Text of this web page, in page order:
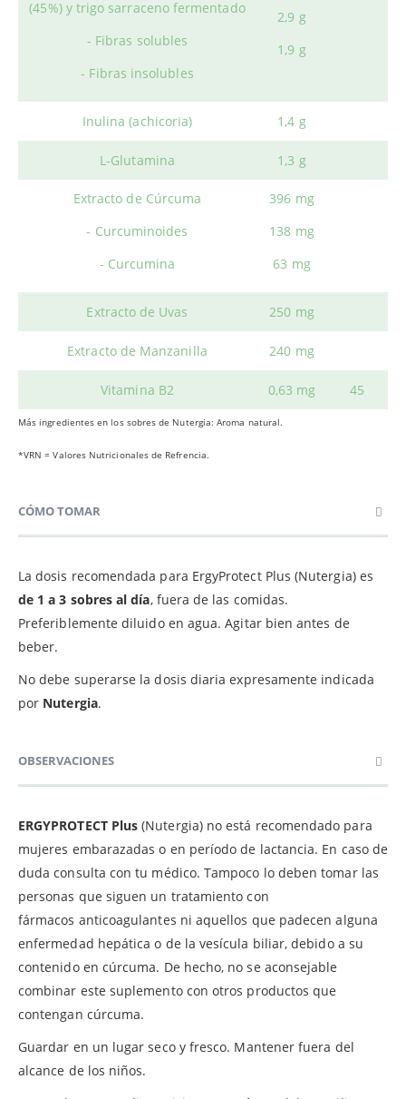
(45%) y trigo sarraceno fermentado
- Fibras solubles
- Fibras insolubles
2,9 g
1,9 g
Inulina (achicoria) 1,4 g
L-Glutamina 1,3 g
Extracto de Cúrcuma
- Curcuminoides
- Curcumina
396 mg
138 mg
63 mg
Extracto de Uvas 250 mg
Extracto de Manzanilla 240 mg
Vitamina B2 0,63 mg 45
Más ingredientes en los sobres de Nutergia: Aroma natural.
*VRN = Valores Nutricionales de Refrencia.
CÓMO TOMAR
La dosis recomendada para ErgyProtect Plus (Nutergia) es
de 1 a 3 sobres al día, fuera de las comidas.
Preferiblemente diluido en agua. Agitar bien antes de
beber.
No debe superarse la dosis diaria expresamente indicada
por Nutergia.
OBSERVACIONES
ERGYPROTECT Plus (Nutergia) no está recomendado para
mujeres embarazadas o en período de lactancia. En caso de
duda consulta con tu médico. Tampoco lo deben tomar las
personas que siguen un tratamiento con
fármacos anticoagulantes ni aquellos que padecen alguna
enfermedad hepática o de la vesícula biliar, debido a su
contenido en cúrcuma. De hecho, no se aconsejable
combinar este suplemento con otros productos que
contengan cúrcuma.
Guardar en un lugar seco y fresco. Mantener fuera del
alcance de los niños.